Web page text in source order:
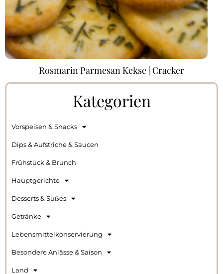
Rosmarin Parmesan Kekse | Cracker
Kategorien
Vorspeisen & Snacks
Dips & Aufstriche & Saucen
Frühstück & Brunch
Hauptgerichte
Desserts & Süßes
Getränke
Lebensmittelkonservierung
Besondere Anlässe & Saison
Land